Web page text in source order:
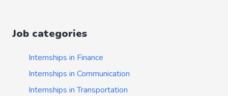
Job categories
Internships in Finance
Internships in Communication
Internships in Transportation